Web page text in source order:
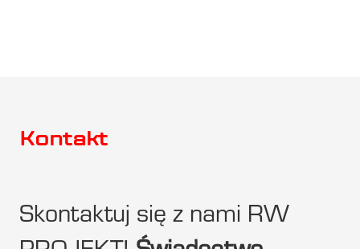
Kontakt
Skontaktuj się z nami RW